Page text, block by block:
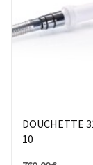
DOUCHETTE
10